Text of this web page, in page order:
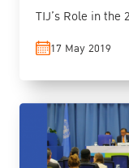
TIJ’s Role in the
17 May 2019